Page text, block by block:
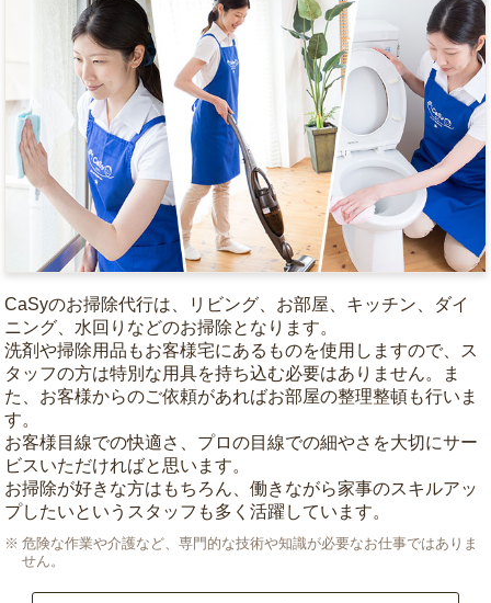
CaSyのお掃除代行は、リビング、お部屋、キッチン、ダイ
ニング、水回りなどのお掃除となります。
洗剤や掃除用品もお客様宅にあるものを使用しますので、ス
タッフの方は特別な用具を持ち込む必要はありません。ま
た、お客様からのご依頼があればお部屋の整理整頓も行いま
す。
お客様目線での快適さ、プロの目線での細やさを大切にサー
ビスいただければと思います。
お掃除が好きな方はもちろん、働きながら家事のスキルアッ
プしたいというスタッフも多く活躍しています。
危険な作業や介護など、専門的な技術や知識が必要なお仕事ではありま
せん。